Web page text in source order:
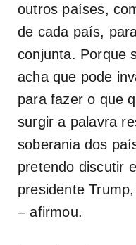
outros países,
de cada país,
conjunta. Porque
acha que pode
para fazer o que
surgir a palavra
soberania dos
pretendo discutir
presidente
– afirmou.